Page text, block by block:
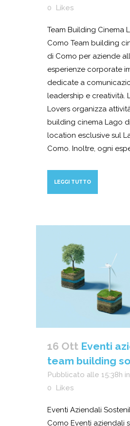
0
Likes
Team Building Cinema
Como Team building
di Como per aziende
esperienze corporate
dedicate a
leadership e creatività.
Lovers organizza
building cinema Lago
location esclusive sul
Como. Inoltre, ogni
LEGGI TUTTO
16 Ott Eventi
team building
Pubblicato alle 15:38h in
0
Likes
Eventi Aziendali
Como Eventi aziendali